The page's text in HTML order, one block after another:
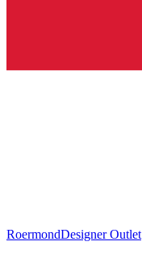
RoermondDesigner Outlet